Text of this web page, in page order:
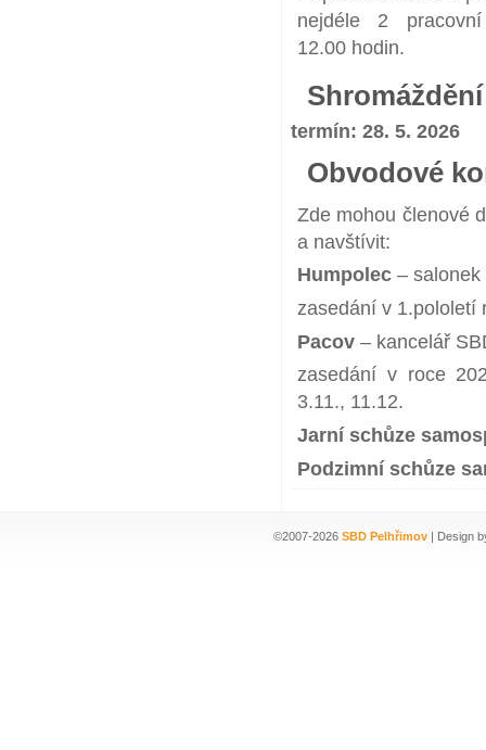
nejdéle 2
12.00 hodin.
termín: 28. 5. 2026
Obvodové
Zde mohou členové
a navštívit:
Humpolec– salonek
zasedání v 1.pololetí
Pacov– kancelář
zasedání v roce
3.11., 11.12.
Jarní schůze
Podzimní schůze
©2007-2026 SBD Pelhřimov| Design